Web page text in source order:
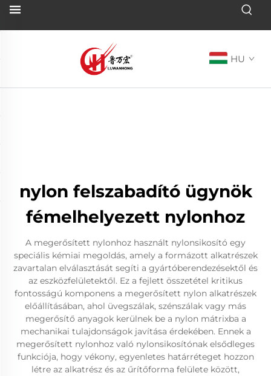
HU
nylon felszabadító ügynök
fémelhelyezett nylonhoz
A megerősített nylonhoz használt nylonsikosító egy
speciális kémiai megoldás, amely a formázott alkatrészek
zavartalan elválasztását segíti a gyártóberendezésektől és
az eszközfelületektől. Ez a fejlett összetétel kritikus
fontosságú komponens a megerősített nylon alkatrészek
előállításában, ahol üvegszálak, szénszálak vagy más
megerősítő anyagok kerülnek be a nylon mátrixba a
mechanikai tulajdonságok javítása érdekében. Ennek a
megerősített nylonhoz való nylonsikosítónak elsődleges
funkciója, hogy vékony, egyenletes határréteget hozzon
létre az alkatrész és az űrítőforma felülete között,